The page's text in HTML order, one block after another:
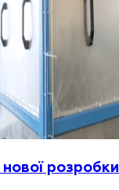
розробки